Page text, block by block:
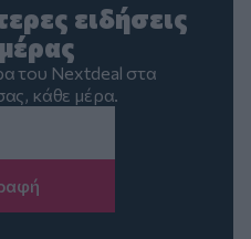
ειδήσεις
του Nextdeal στα
κάθε μέρα.